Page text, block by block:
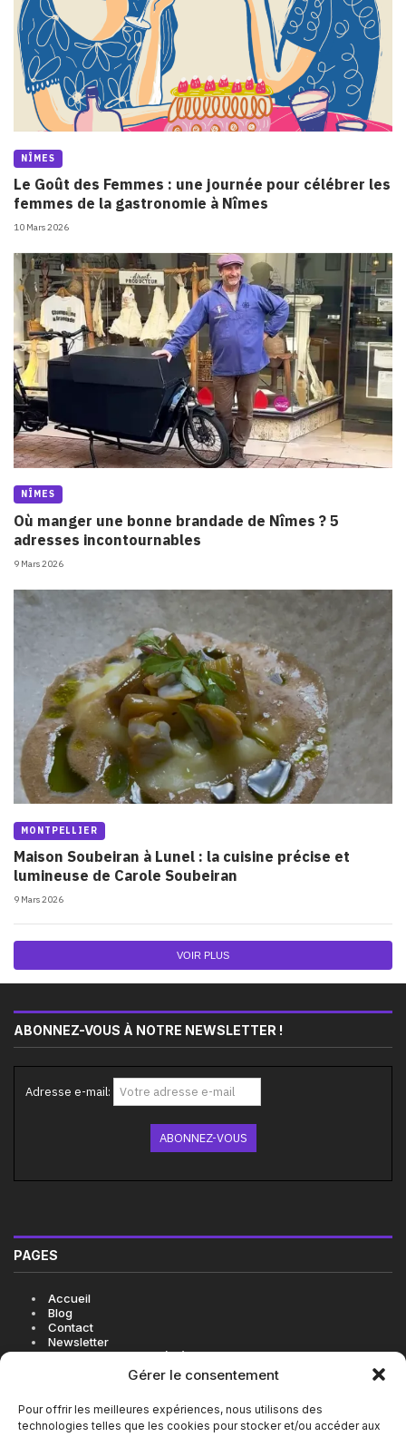
Gérer le consentement
Pour offrir les meilleures expériences, nous utilisons des
technologies telles que les cookies pour stocker et/ou accéder aux
NÎMES
Le Goût des Femmes : une journée pour célébrer les
femmes de la gastronomie à Nîmes
10 Mars 2026
NÎMES
Où manger une bonne brandade de Nîmes ? 5
adresses incontournables
9 Mars 2026
MONTPELLIER
Maison Soubeiran à Lunel : la cuisine précise et
lumineuse de Carole Soubeiran
9 Mars 2026
VOIR PLUS
ABONNEZ-VOUS À NOTRE NEWSLETTER !
Adresse e-mail:
PAGES
Accueil
Blog
Contact
Newsletter
Politique de cookies (UE)